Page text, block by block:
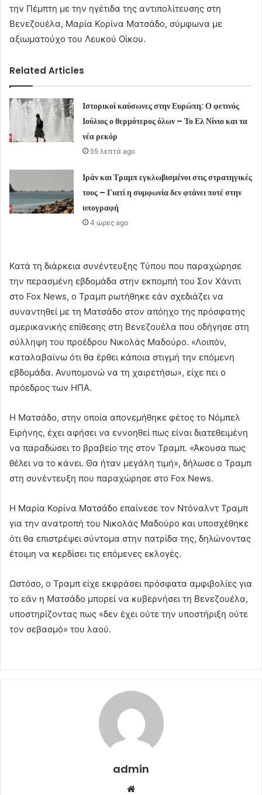
την Πέμπτη με την ηγέτιδα της αντιπολίτευσης στη
Βενεζουέλα, Μαρία Κορίνα Ματσάδο, σύμφωνα με
αξιωματούχο του Λευκού Οίκου.
Related Articles
Ιστορικοί καύσωνες στην Ευρώπη: Ο φετινός
Ιούλιος ο θερμότερος όλων – Το Ελ Νίνιο και τα
νέα ρεκόρ
55 λεπτά ago
Ιράν και Τραμπ εγκλωβισμένοι στις στρατηγικές
τους – Γιατί η συμφωνία δεν φτάνει ποτέ στην
υπογραφή
4 ώρες ago
Κατά τη διάρκεια συνέντευξης Τύπου που παραχώρησε
την περασμένη εβδομάδα στην εκπομπή του Σον Χάνιτι
στο Fox News, ο Τραμπ ρωτήθηκε εάν σχεδιάζει να
συναντηθεί με τη Ματσάδο στον απόηχο της πρόσφατης
αμερικανικής επίθεσης στη Βενεζουέλα που οδήγησε στη
σύλληψη του προέδρου Νικολάς Μαδούρο. «Λοιπόν,
καταλαβαίνω ότι θα έρθει κάποια στιγμή την επόμενη
εβδομάδα. Ανυπομονώ να τη χαιρετήσω», είχε πει ο
πρόεδρος των ΗΠΑ.
Η Ματσάδο, στην οποία απονεμήθηκε φέτος το Νόμπελ
Ειρήνης, έχει αφήσει να εννοηθεί πως είναι διατεθειμένη
να παραδώσει το βραβείο της στον Τραμπ. «Άκουσα πως
θέλει να το κάνει. Θα ήταν μεγάλη τιμή», δήλωσε ο Τραμπ
στη συνέντευξη που παραχώρησε στο Fox News.
Η Μαρία Κορίνα Ματσάδο επαίνεσε τον Ντόναλντ Τραμπ
για την ανατροπή του Νικολάς Μαδούρο και υποσχέθηκε
ότι θα επιστρέψει σύντομα στην πατρίδα της, δηλώνοντας
έτοιμη να κερδίσει τις επόμενες εκλογές.
Ωστόσο, ο Τραμπ είχε εκφράσει πρόσφατα αμφιβολίες για
το εάν η Ματσάδο μπορεί να κυβερνήσει τη Βενεζουέλα,
υποστηρίζοντας πως «δεν έχει ούτε την υποστήριξη ούτε
τον σεβασμό» του λαού.
admin